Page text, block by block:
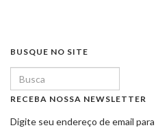
BUSQUE NO SITE
Search for:
RECEBA NOSSA NEWSLETTER
Digite seu endereço de email